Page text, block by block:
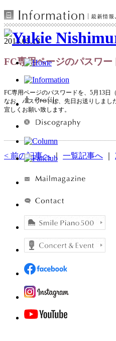
2013.05.13
FC専用ページのパスワー
FC専用ページのパスワードを、5月13日
なお、パスワードは、先日お送りしまし
宜しくお願い致します。
< 前の記事へ｜ 一覧記事へ